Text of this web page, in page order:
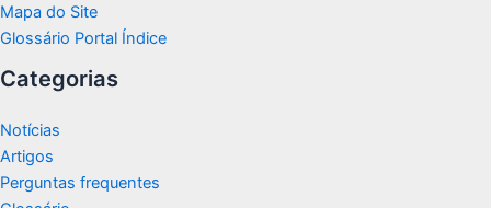
Mapa do Site
Glossário Portal Índice
Categorias
Notícias
Artigos
Perguntas frequentes